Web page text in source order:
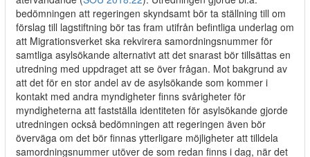
bedömningen att regeringen skyndsamt bör ta ställning till om
förslag till lagstiftning bör tas fram utifrån befintliga underlag om
att Migrationsverket ska rekvirera samordningsnummer för
samtliga asylsökande alternativt att det snarast bör tillsättas en
utredning med uppdraget att se över frågan. Mot bakgrund av
att det för en stor andel av de asylsökande som kommer i
kontakt med andra myndigheter finns svårigheter för
myndigheterna att fastställa identiteten för asylsökande gjorde
utredningen också bedömningen att regeringen även bör
överväga om det bör finnas ytterligare möjligheter att tilldela
samordningsnummer utöver de som redan finns i dag, när det